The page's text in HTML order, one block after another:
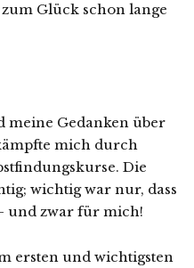
Glück schon lange
meine Gedanken über
mich durch
Die
wichtig war nur, dass
und zwar für mich!
ersten und wichtigsten